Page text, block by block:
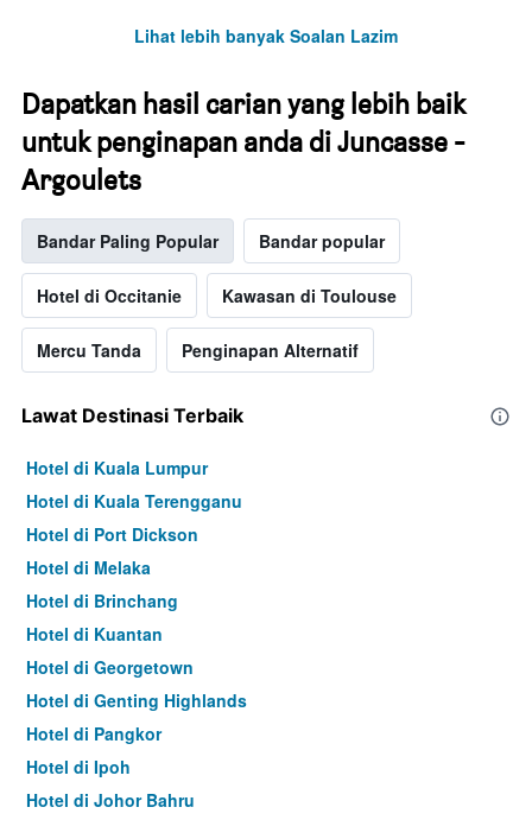
Lihat lebih banyak Soalan Lazim
Dapatkan hasil carian yang lebih baik
untuk penginapan anda di Juncasse -
Argoulets
Bandar Paling Popular Bandar popular
Hotel di Occitanie Kawasan di Toulouse
Mercu Tanda Penginapan Alternatif
Lawat Destinasi Terbaik
Hotel di Kuala Lumpur
Hotel di Kuala Terengganu
Hotel di Port Dickson
Hotel di Melaka
Hotel di Brinchang
Hotel di Kuantan
Hotel di Georgetown
Hotel di Genting Highlands
Hotel di Pangkor
Hotel di Ipoh
Hotel di Johor Bahru